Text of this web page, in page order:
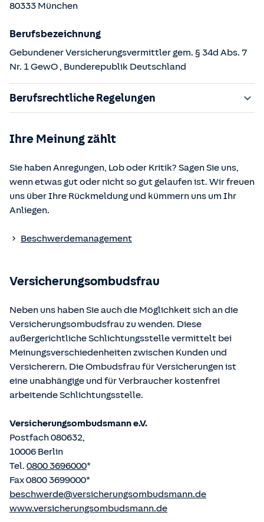
80333 München
Berufsbezeichnung
Gebundener Versicherungsvermittler gem. § 34d Abs. 7
Nr. 1 GewO , Bunderepublik Deutschland
Berufsrechtliche Regelungen
§§ 59 – 68 Gesetz über den Versicherungsvertrag
§ 48b Versicherungsaufsichtsgesetz (VAG)
Verordnung über die Versicherungsvermittlung und -
Die berufsrechtlichen Regelungen können über die vom
eingesehen und abgerufen werden.
Ihre Meinung zählt
Sie haben Anregungen, Lob oder Kritik? Sagen Sie uns,
wenn etwas gut oder nicht so gut gelaufen ist. Wir freuen
uns über Ihre Rückmeldung und kümmern uns um Ihr
Anliegen.
Beschwerdemanagement
Versicherungsombudsfrau
Neben uns haben Sie auch die Möglichkeit sich an die
Versicherungsombudsfrau zu wenden. Diese
außergerichtliche Schlichtungsstelle vermittelt bei
Meinungsverschiedenheiten zwischen Kunden und
Versicherern. Die Ombudsfrau für Versicherungen ist
eine unabhängige und für Verbraucher kostenfrei
arbeitende Schlichtungsstelle.
Versicherungsombudsmann e.V.
Postfach 080632,
10006 Berlin
Tel. 0800 3696000*
Fax 0800 3699000*
beschwerde@versicherungsombudsmann.de
www.versicherungsombudsmann.de